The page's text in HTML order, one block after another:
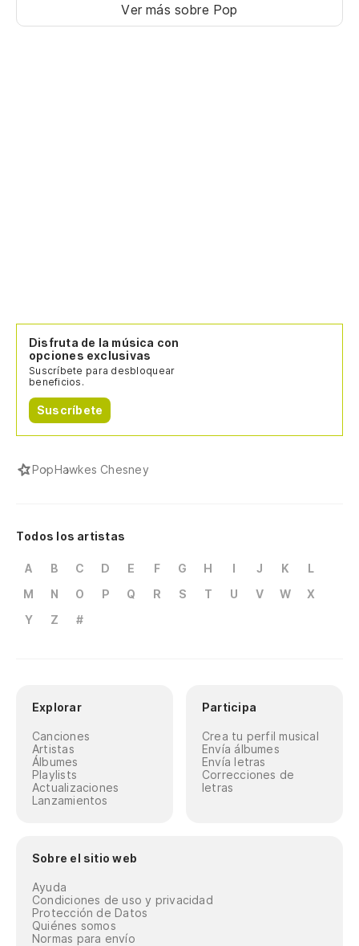
Ver más sobre Pop
Disfruta de la música con
opciones exclusivas
Suscríbete para desbloquear
beneficios.
Suscríbete
PopHawkes Chesney
Todos los artistas
A B C D E F G H I J K
L
M
N O P Q R S T U V W
X
Y
Z #
Explorar
Canciones
Artistas
Álbumes
Playlists
Actualizaciones
Lanzamientos
Participa
Crea tu perfil musical
Envía álbumes
Envía letras
Correcciones de
letras
Sobre el sitio web
Ayuda
Condiciones de uso y privacidad
Protección de Datos
Quiénes somos
Normas para envío